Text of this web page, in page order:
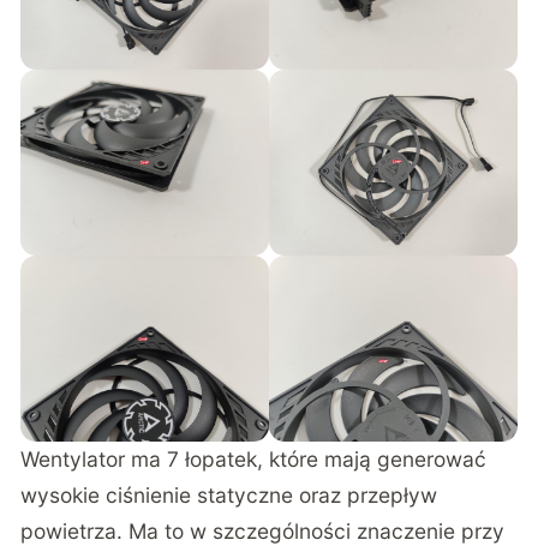
Wentylator ma 7 łopatek, które mają generować
wysokie ciśnienie statyczne oraz przepływ
powietrza. Ma to w szczególności znaczenie przy